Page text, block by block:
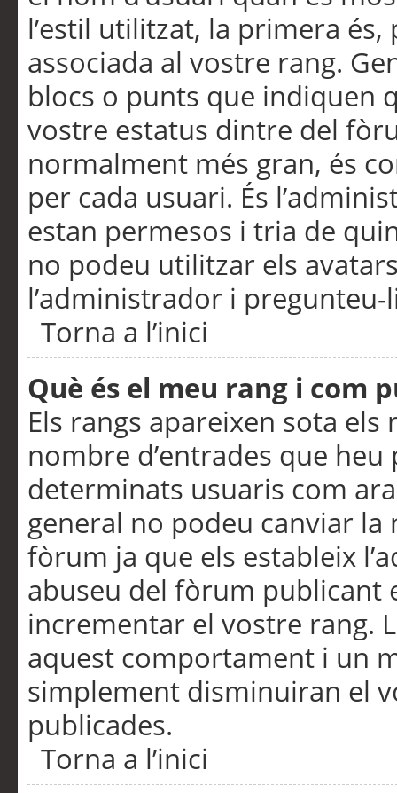
l’estil utilitzat, la primera
associada al vostre rang.
blocs o punts que indiquen
vostre estatus dintre del
normalment més gran, és
per cada usuari. És
estan permesos i tria de
no podeu utilitzar els
l’administrador i pregunteu-
Torna a l’inici
Què és el meu rang i com
Els rangs apareixen sota
nombre d’entrades que
determinats usuaris com
general no podeu canviar
fòrum ja que els estableix
abuseu del fòrum publicant
incrementar el vostre rang.
aquest comportament i un
simplement disminuiran el
publicades.
Torna a l’inici